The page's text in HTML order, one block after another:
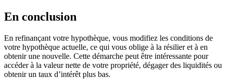
En conclusion
En refinançant votre hypothèque, vous modifiez les conditions de
votre hypothèque actuelle, ce qui vous oblige à la résilier et à en
obtenir une nouvelle. Cette démarche peut être intéressante pour
accéder à la valeur nette de votre propriété, dégager des liquidités ou
obtenir un taux d’intérêt plus bas.